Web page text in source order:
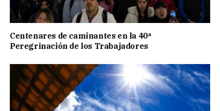
Centenares de caminantes en la 40ª
Peregrinación de los Trabajadores